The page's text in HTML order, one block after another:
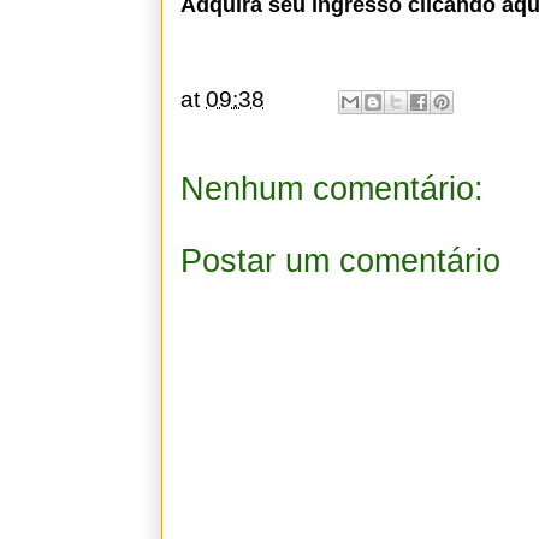
Adquira seu ingresso clicando
at09:38
Nenhum comentário:
Postar um comentário